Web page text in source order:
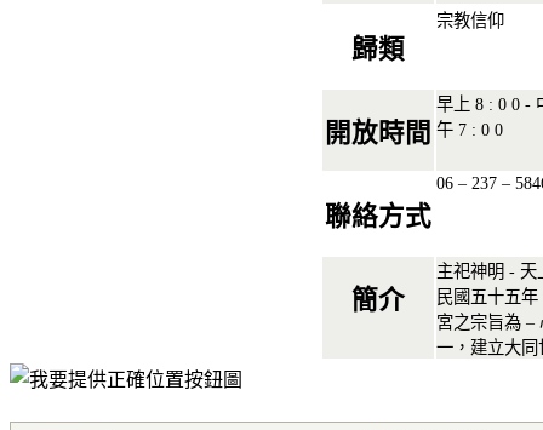
歸類
宗教信仰
開放時間
早上 8 : 0 0 -
午 7 : 0 0
聯絡方式
06 – 237 –
簡介
主祀神明 - 天
民國五十五
宮之宗旨為 –
一，建立大